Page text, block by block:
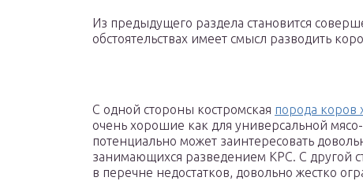
Из предыдущего раздела становится
обстоятельствах имеет смысл разводить
С одной стороны костромская порода коров
очень хорошие как для универсальной
потенциально может заинтересовать
занимающихся разведением КРС. С другой
в перечне недостатков, довольно жестко